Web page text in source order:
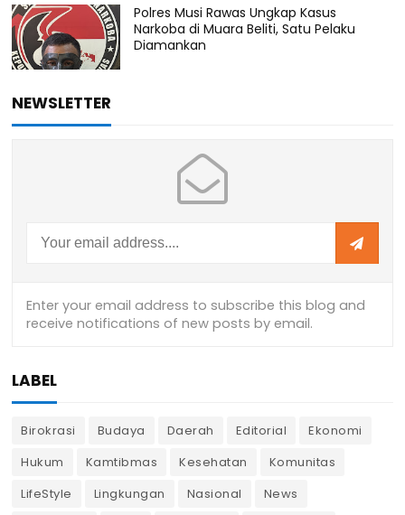
Polres Musi Rawas Ungkap Kasus
Narkoba di Muara Beliti, Satu Pelaku
Diamankan
NEWSLETTER
LABEL
Birokrasi Budaya Daerah Editorial
Ekonomi
Hukum
Kamtibmas Kesehatan
Komunitas
LifeStyle
Lingkungan Nasional
News